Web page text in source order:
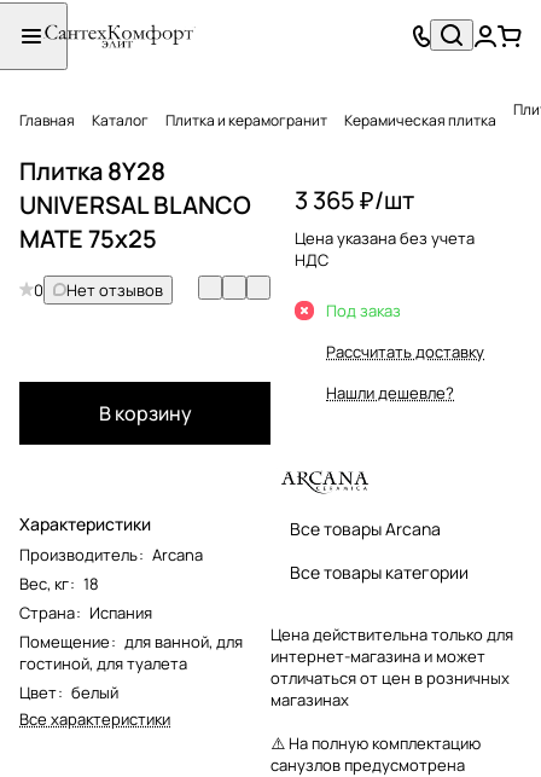
Главная Каталог Плитка и керамогранит Керамическая плитка
Плитка 8Y28
UNIVERSAL BLANCO
MATE 75x25
0 Нет отзывов
В корзину
Характеристики
Производитель: Arcana
Вес, кг: 18
Страна: Испания
Помещение: для ванной, для
гостиной, для туалета
Цвет: белый
Все характеристики
3 365 ₽/шт
Цена указана без учета
НДС
Под заказ
Рассчитать доставку
Нашли дешевле?
Все товары Arcana
Все товары категории
Цена действительна только для
интернет-магазина и может
отличаться от цен в розничных
магазинах
⚠️ На полную комплектацию
санузлов предусмотрена